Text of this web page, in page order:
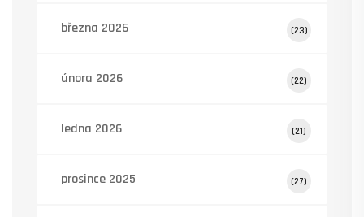
března 2026 (23)
února 2026 (22)
ledna 2026 (21)
prosince 2025 (27)